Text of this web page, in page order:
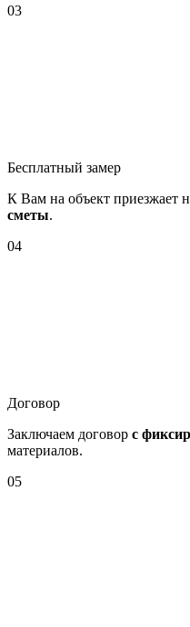
03
Бесплатный замер
К Вам на объект приезжает
сметы.
04
Договор
Заключаем договор с
материалов.
05